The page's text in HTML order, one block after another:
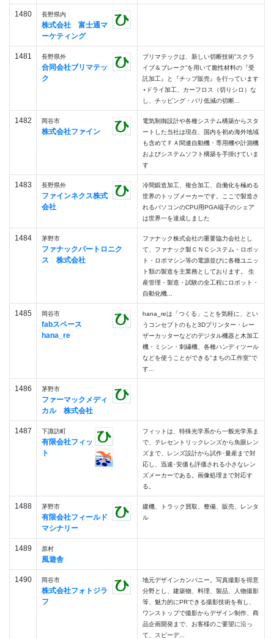
1480 長野県内
株式会社 富士通マ
ーケティング
1481 長野県外
合同会社ブリマテッ
ク
​​​​​​​ブリマテックは、新しい切断技術”スクラ
イブ＆ブレーク”を用いて脆性材料の『受
託加工』と『チップ販売』を行っています
⋆ドライ加工、カーフロス（切りシロ）な
し、チッピング・バリ低減の切断...
1482 岡谷市
株式会社ファイン
電気制御設計や各種システム構築からスタ
ートした当社は現在、国内を初め海外地域
も含めてＦＡ関連自動機・専用機や計測機
およびシステムソフト構築を手掛けていま
す
1483 長野県外
ファインネクス株式
会社
冷間鍛造加工、複合加工、自働化を極める
世界のトップメーカーです。ここで製造さ
れるパソコンのCPU用PGA端子のシェア
は世界一を達成しました
1484 茅野市
ファナックパートロニク
ス 株式会社
ファナック株式会社の重要協力会社とし
て、ファナック製ＣＮＣシステム・ロボッ
ト・ロボマシン等の電源並びに各種ユニッ
ト類の製造を主業務としております。 生
産管理・製造・試験の全工程にロボット・
自動化機...
1485 岡谷市
fabスペース
hana_re
hana_reは「つくる」ことを気軽に、とい
うコンセプトのもと3Dプリンター・レー
ザーカッターなどのデジタル機器と木加工
機・ミシン・刺繍機、各種ハンディツール
などを使うことができる"まちの工作室"で
す...
1486 茅野市
ファーマックメディ
カル 株式会社
1487 下諏訪町
有限会社フィッ
ト
フィットは、特殊光学系から一般光学系ま
で、テレセントリックレンズから魚眼レン
ズまで、レンズ設計から試作･量産まで対
応し、迅速･安価も評価される小さなレン
ズメーカーである。画像処理まで対応す
る。
1488 茅野市
有限会社フィールド
マシナリー
建機、トラック買取、整備、販売、レンタ
ル
1489 原村
風遊舎
1490 岡谷市
株式会社フォトジラ
フ
地元デザインカンパニー。写真撮影を得意
分野とし、建築物、料理、製品、人物撮影
等、魅力的にPRできる撮影技術を有し、
ワンストップで撮影からデザイン制作、商
品企画開発まで、お客様のご要望に沿っ
て、スピーデ...